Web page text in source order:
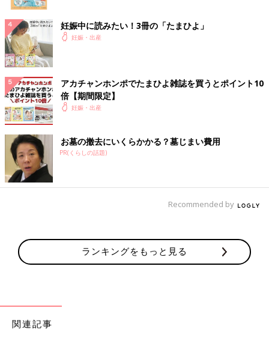
龍信（りゅうしん）
晴信（はるのぶ）
信太（しんた）
※2025年に施行された改正戸籍法により、漢字本来の読みにはな
い”当て字”を使用する場合、自治体によっては受理されないこと
もあります。
出生届を提出する際、上記に留意して名前を考えましょう。
※この記事には、たまひよ読者の名づけ過去例として、”当て
字”を使用した名前も取り扱っています。
たまひよの名前事典
妊娠中に読みたい！3冊の「たまひよ」
妊娠・出産
アカチャンホンポでたまひよ雑誌を買うとポイント10
倍【期間限定】
妊娠・出産
お墓の撤去にいくらかかる？墓じまい費用
PR(くらしの話題)
Recommended by
ランキングをもっと見る
関連記事